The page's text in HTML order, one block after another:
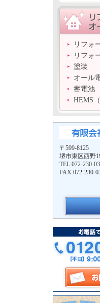
リフォ
リフォ
塗装
オール
蓄電池
HEMS
〒599-8125
堺市東区西野
TEL.072-230-
FAX.072-230-